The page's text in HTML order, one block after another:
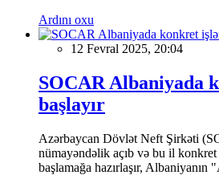
Ardını oxu
12 Fevral 2025, 20:04
SOCAR Albaniyada
başlayır
Azərbaycan Dövlət Neft Şirkəti
nümayəndəlik açıb və bu il
başlamağa hazırlaşır,